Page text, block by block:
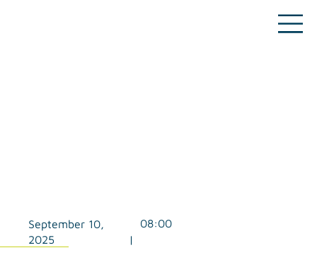
September 10,
2025
|
08:00